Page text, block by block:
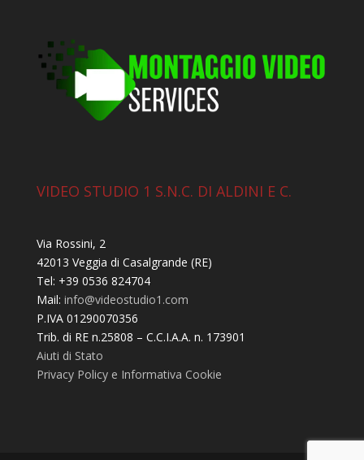
VIDEO STUDIO 1 S.N.C. DI ALDINI E C.
Via Rossini, 2
42013 Veggia di Casalgrande (RE)
Tel: +39 0536 824704
Mail: info@videostudio1.com
P.IVA 01290070356
Trib. di RE n.25808 – C.C.I.A.A. n. 173901
Aiuti di Stato
Privacy Policy e Informativa Cookie